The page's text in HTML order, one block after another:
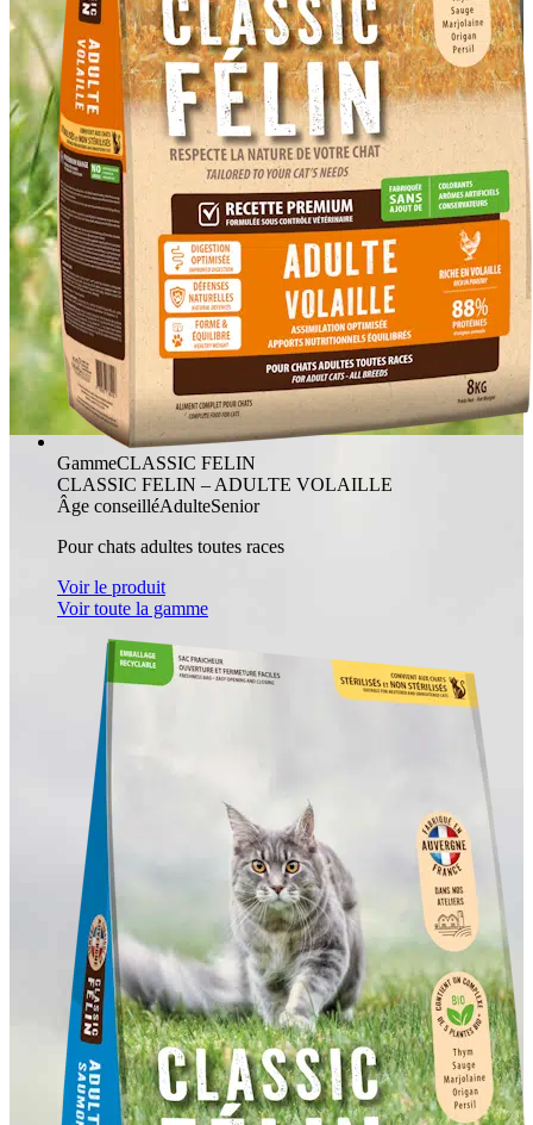
GammeCLASSIC FELIN
CLASSIC FELIN – ADULTE VOLAILLE
Âge conseilléAdulteSenior
Pour chats adultes toutes races
Voir le produit
Voir toute la gamme